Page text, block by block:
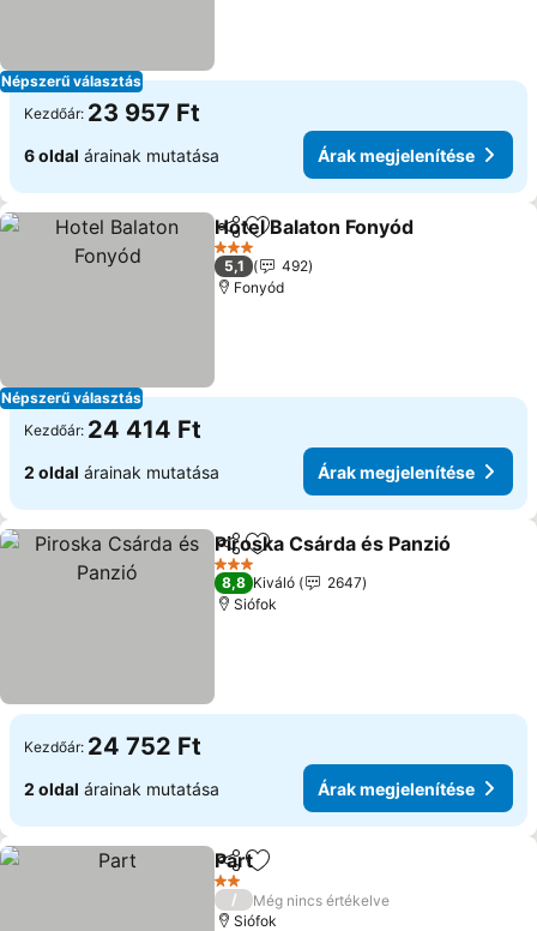
Népszerű választás
Kezdőár: 23 957 Ft
6 oldal árainak mutatása Árak megjelenítése
Népszerű választás
Megosztás
Hozzáadás a kedvencekhez
Hotel Balaton Fonyód
3 Kategória
5,1
492
Fonyód
Kezdőár: 24 414 Ft
2 oldal árainak mutatása Árak megjelenítése
Megosztás
Hozzáadás a kedvencekhez
Piroska Csárda és Panzió
3 Kategória
8,8 Kiváló
2647
Siófok
Kezdőár: 24 752 Ft
2 oldal árainak mutatása Árak megjelenítése
MegosztásHozzáadás a kedvencekhez
Part
2 Kategória
/
Még nincs értékelve
Siófok